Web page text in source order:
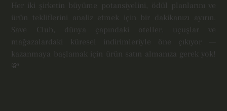
Her iki şirketin büyüme potansiyelini, ödül planlarını ve
ürün tekliflerini analiz etmek için bir dakikanızı ayırın.
Save Club, dünya çapındaki oteller, uçuşlar ve
mağazalardaki küresel indirimleriyle öne çıkıyor —
kazanmaya başlamak için ürün satın almanıza gerek yok!
💸